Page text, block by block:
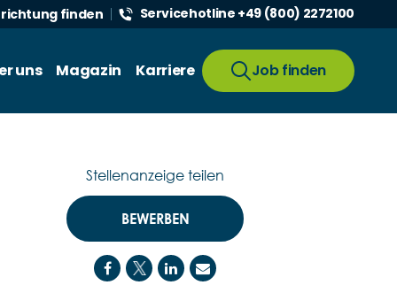
finden Servicehotline +49 (800) 2272100
uns Magazin Karriere Job finden
BEWERBEN
Stellenanzeige teilen